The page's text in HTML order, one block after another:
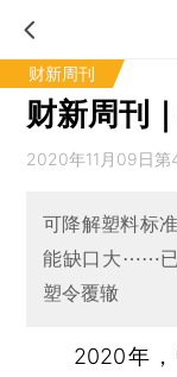
财新周刊
财新周刊
2020年11月09日第
可降解塑料标
能缺口大⋯⋯已
塑令覆辙
2020年，